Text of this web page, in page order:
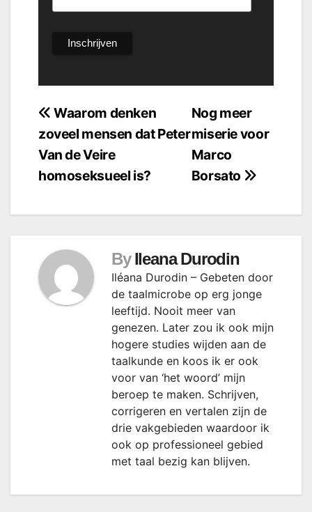
Bericht
navigatie
Nog meer
miserie voor
Marco
Borsato
Waarom denken
zoveel mensen dat Peter
Van de Veire
homoseksueel is?
By Ileana Durodin
Iléana Durodin – Gebeten door
de taalmicrobe op erg jonge
leeftijd. Nooit meer van
genezen. Later zou ik ook mijn
hogere studies wijden aan de
taalkunde en koos ik er ook
voor van ‘het woord’ mijn
beroep te maken. Schrijven,
corrigeren en vertalen zijn de
drie vakgebieden waardoor ik
ook op professioneel gebied
met taal bezig kan blijven.